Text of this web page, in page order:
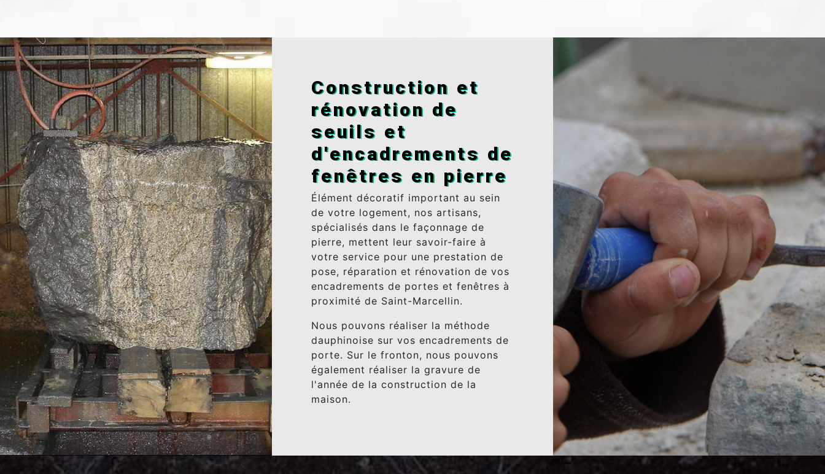
Construction et
rénovation de
seuils et
d'encadrements de
fenêtres en pierre
Élément décoratif important au sein
de votre logement, nos artisans,
spécialisés dans le façonnage de
pierre, mettent leur savoir-faire à
votre service pour une prestation de
pose, réparation et rénovation de vos
encadrements de portes et fenêtres à
proximité de Saint-Marcellin.
Nous pouvons réaliser la méthode
dauphinoise sur vos encadrements de
porte. Sur le fronton, nous pouvons
également réaliser la gravure de
l'année de la construction de la
maison.